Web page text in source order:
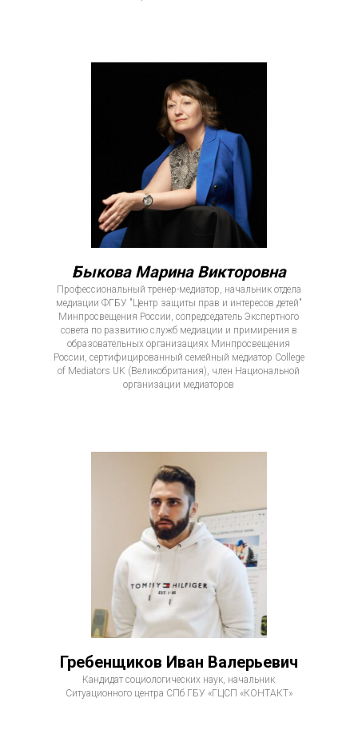
Быкова Марина Викторовна
Профессиональный тренер-медиатор, начальник отдела
медиации ФГБУ "Центр защиты прав и интересов детей"
Минпросвещения России, сопредседатель Экспертного
совета по развитию служб медиации и примирения в
образовательных организациях Минпросвещения
России, сертифицированный семейный медиатор College
of Mediators UK (Великобритания), член Национальной
организации медиаторов
Гребенщиков Иван Валерьевич
Кандидат социологических наук, начальник
Ситуационного центра СПб ГБУ «ГЦСП «КОНТАКТ»